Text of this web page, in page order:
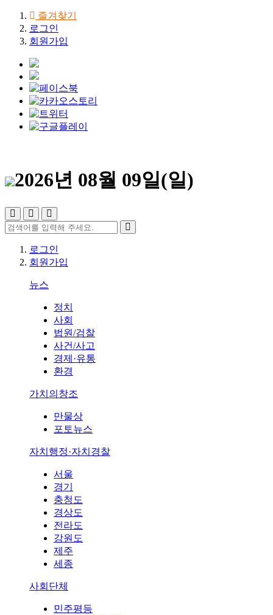
즐겨찾기
로그인
회원가입
2026년 08월 09일(일)
로그인
회원가입
뉴스
정치
사회
법원/검찰
사건/사고
경제·유통
환경
가치의창조
만물상
포토뉴스
자치행정·자치경찰
서울
경기
충청도
경상도
전라도
강원도
제주
세종
사회단체
민주평등